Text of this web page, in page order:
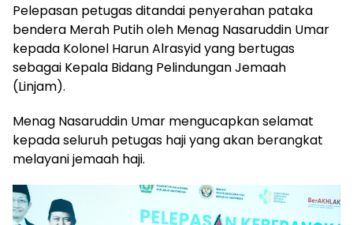
Pelepasan petugas ditandai penyerahan pataka
bendera Merah Putih oleh Menag Nasaruddin Umar
kepada Kolonel Harun Alrasyid yang bertugas
sebagai Kepala Bidang Pelindungan Jemaah
(Linjam).
Menag Nasaruddin Umar mengucapkan selamat
kepada seluruh petugas haji yang akan berangkat
melayani jemaah haji.